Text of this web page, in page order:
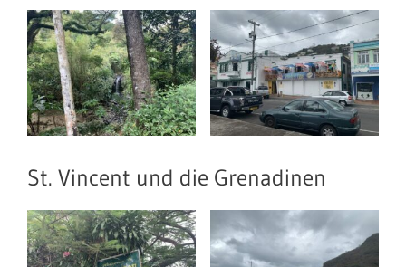
St. Vincent und die Grenadinen